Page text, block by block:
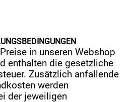
in unseren Webshop
enthalten die gesetzliche
Zusätzlich anfallende
werden
der jeweiligen